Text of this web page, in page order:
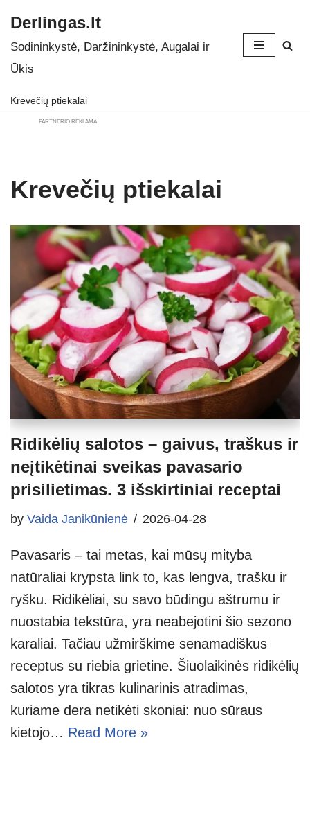
Skip
to
Derlingas.lt
Sodininkystė, Daržininkystė, Augalai ir
Ūkis
Krevečių ptiekalai
PARTNERIO REKLAMA
Krevečių ptiekalai
Ridikėlių salotos – gaivus, traškus ir
neįtikėtinai sveikas pavasario
prisilietimas. 3 išskirtiniai receptai
by Vaida Janikūnienė 2026-04-28
Pavasaris – tai metas, kai mūsų mityba
natūraliai krypsta link to, kas lengva, trašku ir
ryšku. Ridikėliai, su savo būdingu aštrumu ir
nuostabia tekstūra, yra neabejotini šio sezono
karaliai. Tačiau užmirškime senamadiškus
receptus su riebia grietine. Šiuolaikinės ridikėlių
salotos yra tikras kulinarinis atradimas,
kuriame dera netikėti skoniai: nuo sūraus
kietojo… Read More »